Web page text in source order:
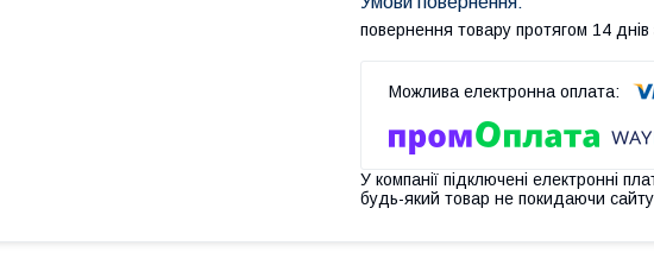
повернення товару протягом 14 днів
У компанії підключені електронні
будь-який товар не покидаючи